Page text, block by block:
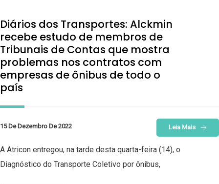
Diários dos Transportes: Alckmin
recebe estudo de membros de
Tribunais de Contas que mostra
problemas nos contratos com
empresas de ônibus de todo o
país
15 De Dezembro De 2022 Leia Mais
A Atricon entregou, na tarde desta quarta-feira (14), o
Diagnóstico do Transporte Coletivo por ônibus,